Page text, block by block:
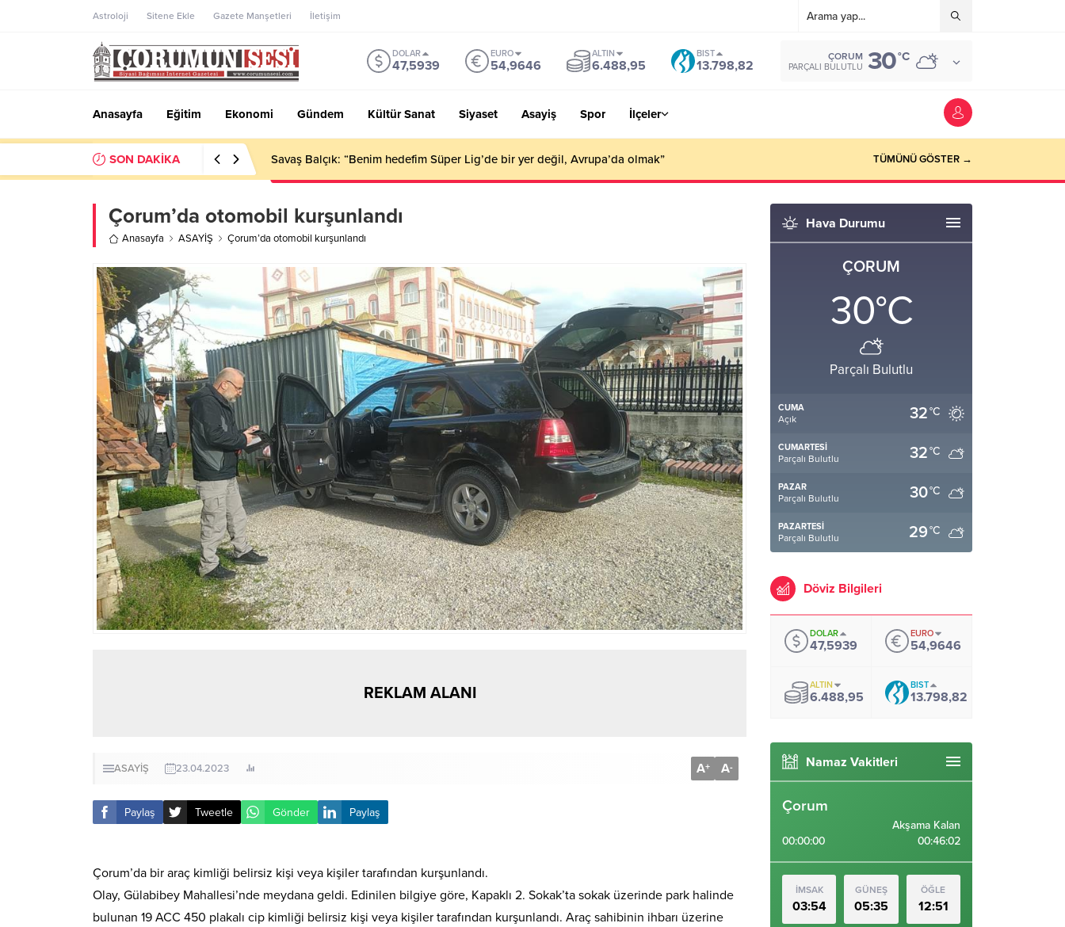
Astroloji Sitene Ekle Gazete Manşetleri İletişim
DOLAR
47,5939
EURO
54,9646
ALTIN
6.488,95
BIST
13.798,82
ÇORUM
PARÇALI BULUTLU 30°C
Anasayfa Eğitim Ekonomi Gündem Kültür Sanat Siyaset Asayiş Spor İlçeler
SON DAKİKA Çorum’da korkutan yangın : 40 dönüm arazi zarar gördü TÜMÜNÜ GÖSTER →
Çorum’da otomobil kurşunlandı
Anasayfa ASAYİŞ Çorum’da otomobil kurşunlandı
REKLAM ALANI
ASAYİŞ 23.04.2023 A+ A-
Paylaş Tweetle Gönder Paylaş
Çorum’da bir araç kimliği belirsiz kişi veya kişiler tarafından kurşunlandı.
Olay, Gülabibey Mahallesi’nde meydana geldi. Edinilen bilgiye göre, Kapaklı 2. Sokak’ta sokak üzerinde park halinde
bulunan 19 ACC 450 plakalı cip kimliği belirsiz kişi veya kişiler tarafından kurşunlandı. Araç sahibinin ihbarı üzerine
Hava Durumu
ÇORUM
30°C
Parçalı Bulutlu
CUMA
Açık 32°C
CUMARTESI
Parçalı Bulutlu 32°C
PAZAR
Parçalı Bulutlu 30°C
PAZARTESI
Parçalı Bulutlu 29°C
Döviz Bilgileri
DOLAR
47,5939
EURO
54,9646
ALTIN
6.488,95
BIST
13.798,82
Namaz Vakitleri
Çorum
00:00:00
Akşama Kalan
00:46:01
İMSAK
03:54
GÜNEŞ
05:35
ÖĞLE
12:51